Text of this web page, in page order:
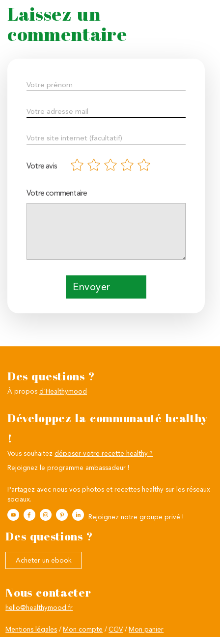
Laissez un
commentaire
Votre avis
Votre commentaire
Envoyer
Des questions ?
À propos d'Healthymood
Développez la communauté healthy
!
Vous souhaitez déposer votre recette healthy ?
Rejoignez le programme ambassadeur !
Partagez avec nous vos photos et recettes healthy sur les réseaux
sociaux.
Rejoignez notre groupe privé !
Des questions ?
Acheter un ebook
Nous contacter
hello@healthymood.fr
Mentions légales Mon compte CGV Mon panier